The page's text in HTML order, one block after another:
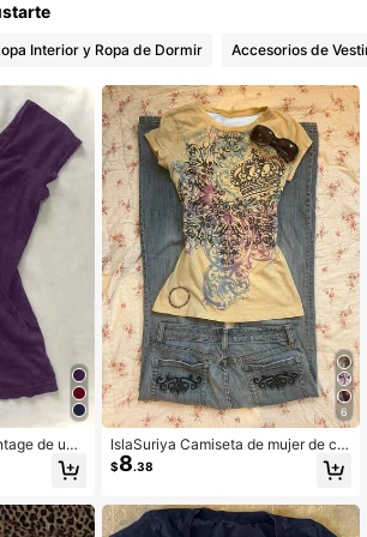
Interior y Ropa de Dormir Accesorios de
de uni
de call
y frunci
6
IslaSuriya Camiseta de mujer de cu
ello redondo ajustada de manga cor
ta con estampado digital
$8.38